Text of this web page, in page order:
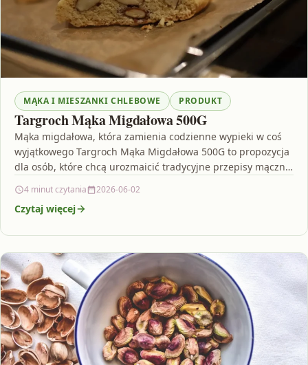
MĄKA I MIESZANKI CHLEBOWE PRODUKT
Targroch Mąka Migdałowa 500G
Mąka migdałowa, która zamienia codzienne wypieki w coś
wyjątkowego Targroch Mąka Migdałowa 500G to propozycja
dla osób, które chcą urozmaicić tradycyjne przepisy mączne,
4 minut czytania 2026-06-02
Czytaj więcej